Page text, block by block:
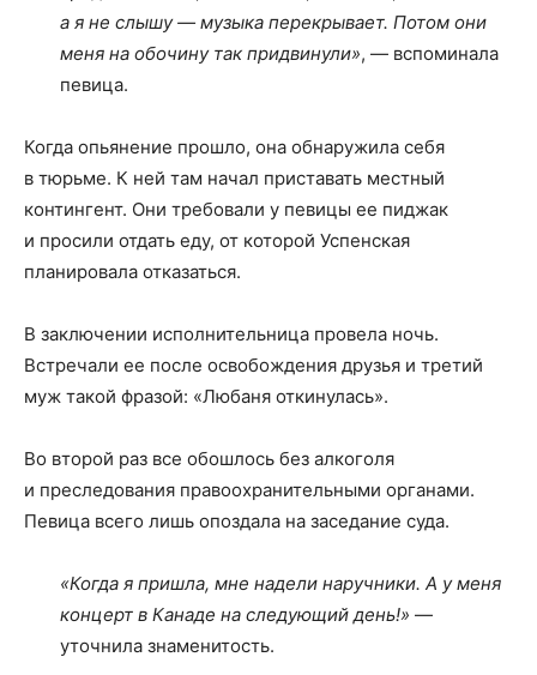
а я не слышу — музыка перекрывает. Потом они
меня на обочину так придвинули», — вспоминала
певица.
Когда опьянение прошло, она обнаружила себя
в тюрьме. К ней там начал приставать местный
контингент. Они требовали у певицы ее пиджак
и просили отдать еду, от которой Успенская
планировала отказаться.
В заключении исполнительница провела ночь.
Встречали ее после освобождения друзья и третий
муж такой фразой: «Любаня откинулась».
Во второй раз все обошлось без алкоголя
и преследования правоохранительными органами.
Певица всего лишь опоздала на заседание суда.
«Когда я пришла, мне надели наручники. А у меня
концерт в Канаде на следующий день!» —
уточнила знаменитость.